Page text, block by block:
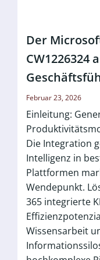
Der
CW1226324
Februar 23, 2026
Einleitung:
Die Integration
Intelligenz in
Plattformen
Wendepunkt.
365 integrierte
Wissensarbeit